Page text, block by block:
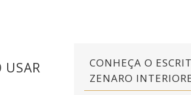
USAR
CONHEÇA O
ZENARO